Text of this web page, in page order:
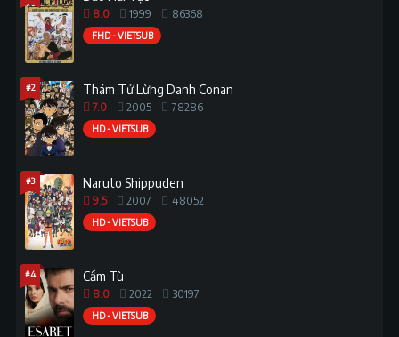
8.0 1999 86368
FHD - VIETSUB
#2 Thám Tử Lừng Danh Conan
7.0 2005 78286
HD - VIETSUB
#3 Naruto Shippuden
9.5 2007 48052
HD - VIETSUB
#4 Cầm Tù
8.0 2022 30197
HD - VIETSUB